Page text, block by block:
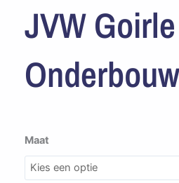
JVW
Maat
JVW
Goirle